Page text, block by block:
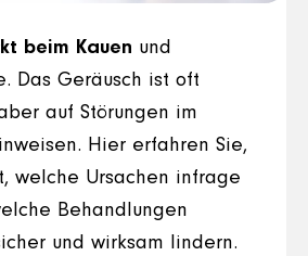
beim Kauen und
Das Geräusch ist oft
auf Störungen im
Hier erfahren Sie,
welche Ursachen infrage
Behandlungen
und wirksam lindern.